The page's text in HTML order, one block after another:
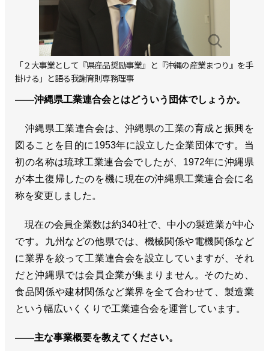
「２大事業として『県産品奨励事業』と『沖縄の産業まつり』を手
掛ける」と語る我謝育則専務理事
――沖縄県工業連合会とはどういう団体でしょうか。
沖縄県工業連合会は、沖縄県の工業の育成と振興を
図ることを目的に1953年に設立した企業団体です。当
初の名称は琉球工業連合会でしたが、1972年に沖縄県
が本土復帰したのを機に現在の沖縄県工業連合会に名
称を変更しました。
現在の会員企業数は約340社で、中小の製造業が中心
です。九州などの他県では、機械関係や電機関係など
に業界を絞って工業連合会を設立していますが、それ
だと沖縄県では会員企業が集まりません。そのため、
食品関係や建材関係など業界を全て合わせて、製造業
という幅広いくくりで工業連合会を運営しています。
――主な事業概要を教えてください。